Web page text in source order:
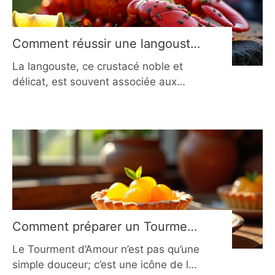
son goût intense que par sa
simplicité.
Comment réussir une langouste
grillée au beurre citronné en
2026 ?
La langouste, ce crustacé noble et
délicat, est souvent associée aux
se marie à merveille avec un beurre
citronné, relevé d’une touche d’ail ou
d’herbes fraîches. Que vous soyez un
cuisinier aguerri ou que vous
souhaitiez vous lancer dans la
préparation d’un plat d’exception
Comment préparer un Tourment
d’Amour authentique en 2026 ?
Le Tourment d’Amour n’est pas qu’une
simple douceur; c’est une icône de la